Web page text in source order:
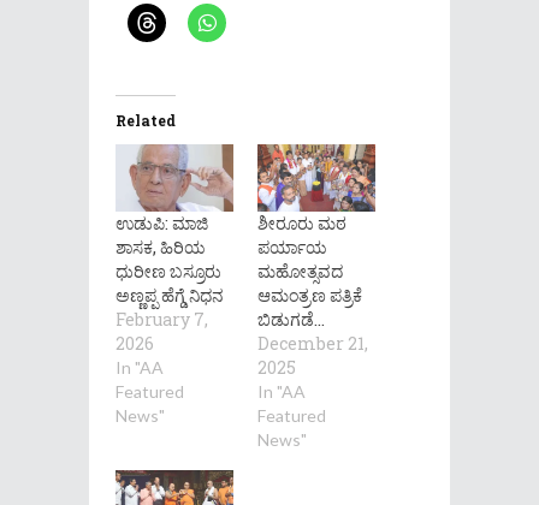
Related
ಉಡುಪಿ: ಮಾಜಿ
ಶಾಸಕ, ಹಿರಿಯ
ಧುರೀಣ ಬಸ್ರೂರು
ಅಣ್ಣಪ್ಪ ಹೆಗ್ಡೆ ನಿಧನ
February 7,
2026
In "AA
Featured
News"
ಶೀರೂರು ಮಠ
ಪರ್ಯಾಯ
ಮಹೋತ್ಸವದ
ಆಮಂತ್ರಣ ಪತ್ರಿಕೆ
ಬಿಡುಗಡೆ…
December 21,
2025
In "AA
Featured
News"